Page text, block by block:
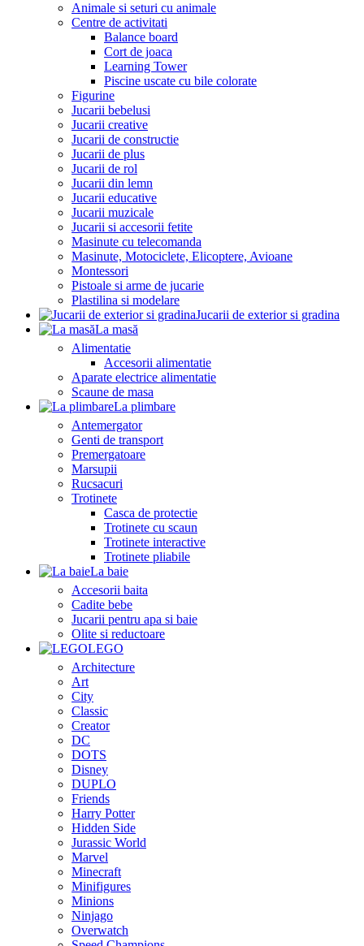
Animale si seturi cu animale
Centre de activitati
Balance board
Cort de joaca
Learning Tower
Piscine uscate cu bile colorate
Figurine
Jucarii bebelusi
Jucarii creative
Jucarii de constructie
Jucarii de plus
Jucarii de rol
Jucarii din lemn
Jucarii educative
Jucarii muzicale
Jucarii si accesorii fetite
Masinute cu telecomanda
Masinute, Motociclete, Elicoptere, Avioane
Montessori
Pistoale si arme de jucarie
Plastilina si modelare
Jucarii de exterior si gradina
La masă
Alimentatie
Accesorii alimentatie
Aparate electrice alimentatie
Scaune de masa
La plimbare
Antemergator
Genti de transport
Premergatoare
Marsupii
Rucsacuri
Trotinete
Casca de protectie
Trotinete cu scaun
Trotinete interactive
Trotinete pliabile
La baie
Accesorii baita
Cadite bebe
Jucarii pentru apa si baie
Olite si reductoare
LEGO
Architecture
Art
City
Classic
Creator
DC
DOTS
Disney
DUPLO
Friends
Harry Potter
Hidden Side
Jurassic World
Marvel
Minecraft
Minifigures
Minions
Ninjago
Overwatch